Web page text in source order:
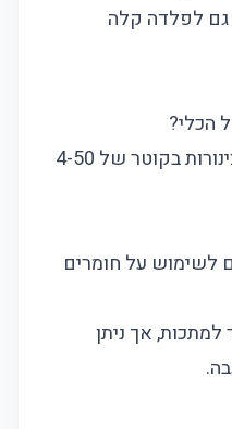
גם לפלדה קלה
הכלי?
: החותך מתאים לצינורות בקוטר של 4-50
לשימוש על חומרים
למתכות, אך ניתן